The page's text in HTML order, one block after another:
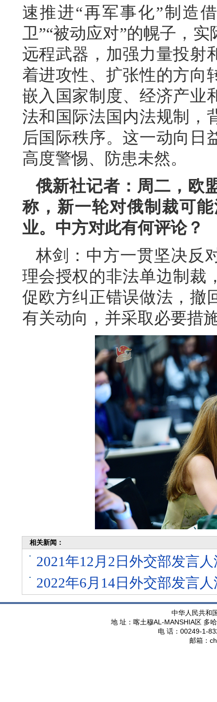
速推进“再军事化”制造
卫”“被动应对”的幌子，
远程武器，加强力量投射
着进攻性、扩张性的方向
嵌入国家制度、经济产业
法和国际法国内法规制，
后国际秩序。这一动向日
高度警惕、防患未然。
俄新社记者：周二，欧
称，新一轮对俄制裁可
业。中方对此有何评论？
林剑：中方一贯坚决反
理会授权的非法单边制裁
促欧方纠正错误做法，撤
有关动向，并采取必要措
相关新闻：
2021年12月2日外交部发言
2022年6月14日外交部发言
中华人民共和
地 址：喀土穆AL-MANSHIA区 多
电 话： 00249-1-
邮箱：